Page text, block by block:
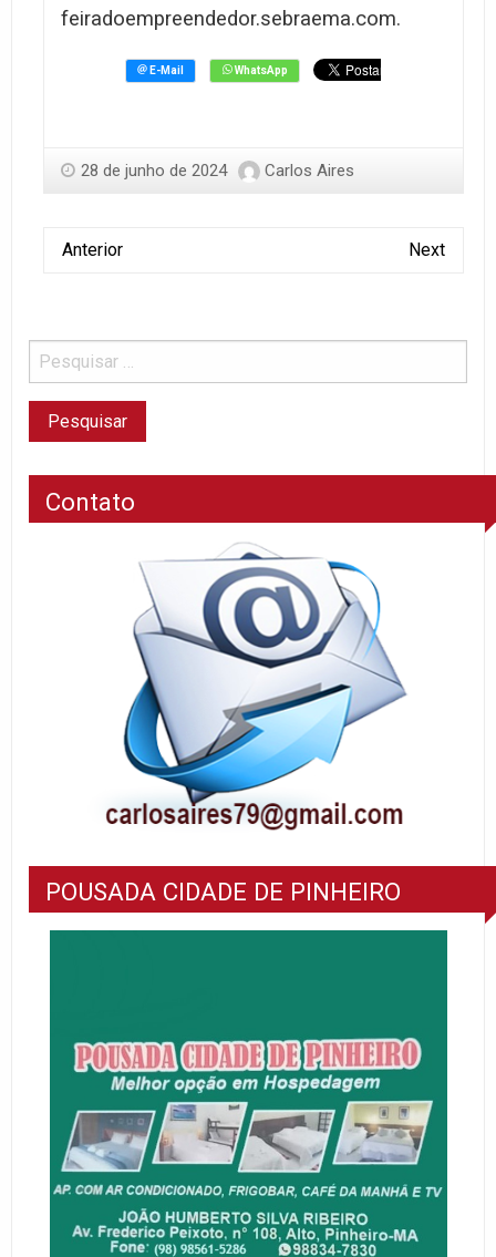
feiradoempreendedor.sebraema.com.
28 de junho de 2024 Carlos Aires
Anterior Next
Contato
POUSADA CIDADE DE PINHEIRO